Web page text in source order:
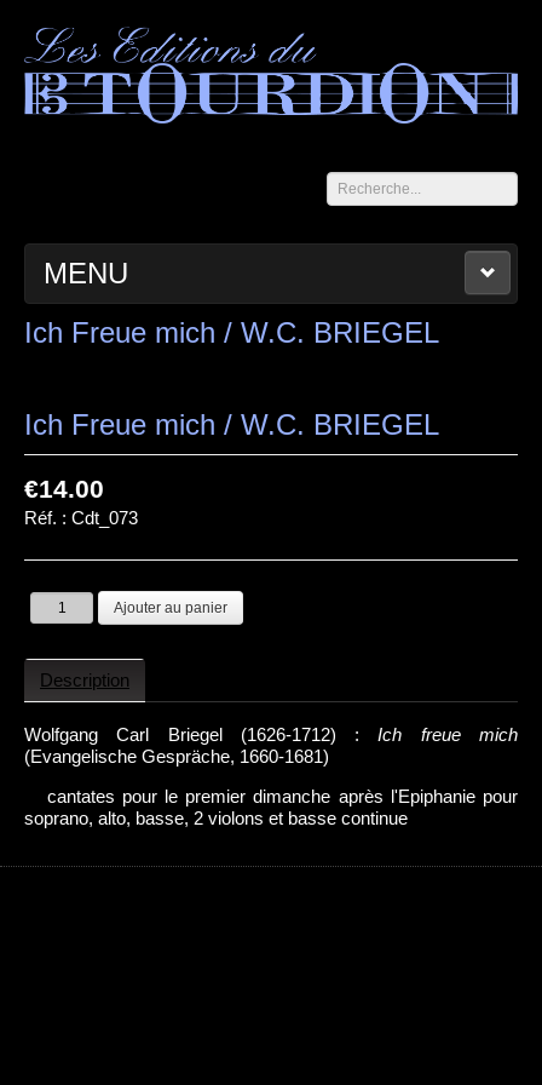
Rechercher
MENU
ACCUEIL LES CAHIERS DU TOURDION CATALOGUE
Ich Freue mich / W.C. BRIEGEL
Ich Freue mich / W.C. BRIEGEL
€14.00
Réf. : Cdt_073
Description
Wolfgang Carl Briegel (1626-1712) :Ich freue mich
(Evangelische Gespräche, 1660-1681)
cantates pour le premier dimanche après l'Epiphanie pour
soprano, alto, basse, 2 violons et basse continue